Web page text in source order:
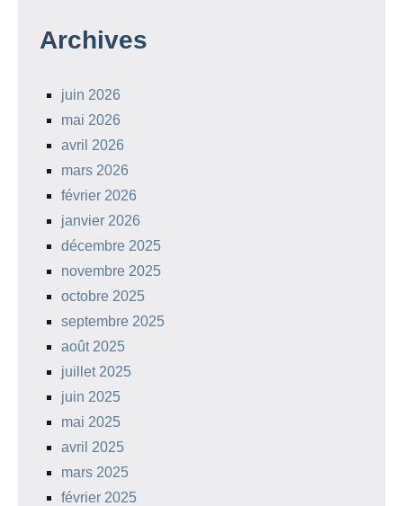
Archives
juin 2026
mai 2026
avril 2026
mars 2026
février 2026
janvier 2026
décembre 2025
novembre 2025
octobre 2025
septembre 2025
août 2025
juillet 2025
juin 2025
mai 2025
avril 2025
mars 2025
février 2025